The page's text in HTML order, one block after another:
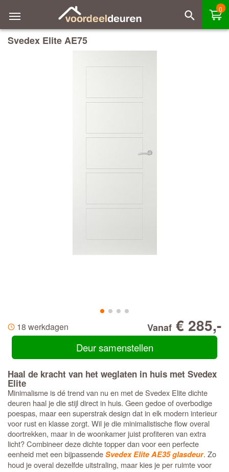
0
Svedex Elite AE75
18 werkdagen Vanaf € 285,-
Deur samenstellen
Haal de kracht van het weglaten in huis met Svedex
Elite
Minimalisme is dé trend van nu en met de Svedex Elite dichte
deuren haal je die stijl direct in huis. Geen gedoe of overbodige
poespas, maar een superstrak design dat in elk modern interieur
voor rust en klasse zorgt. Wil je die minimalistische flow overal
doortrekken, maar in de woonkamer juist profiteren van extra
licht? Combineer deze dichte topper dan voor een perfecte
eenheid met een bijpassendeSvedex Elite AE35 glasdeur. Zo
houd je overal dezelfde uitstraling, maar kies je per ruimte voor